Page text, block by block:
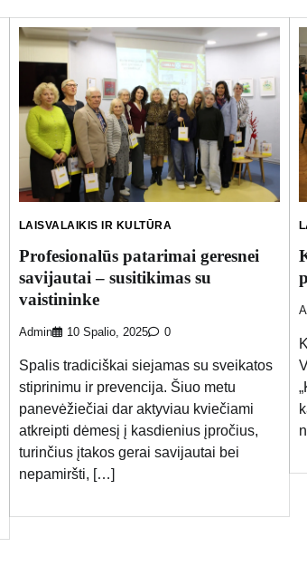
LAISVALAIKIS IR KULTŪRA
Profesionalūs patarimai geresnei
savijautai – susitikimas su
vaistininke
Admin 10 Spalio, 2025 0
Spalis tradiciškai siejamas su sveikatos
stiprinimu ir prevencija. Šiuo metu
panevėžiečiai dar aktyviau kviečiami
atkreipti dėmesį į kasdienius įpročius,
turinčius įtakos gerai savijautai bei
nepamiršti, […]